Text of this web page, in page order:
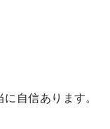
自信あります。